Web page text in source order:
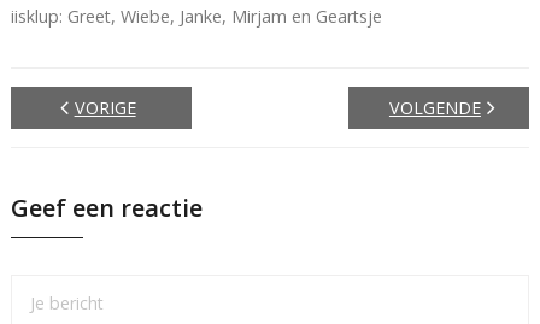
iisklup: Greet, Wiebe, Janke, Mirjam en Geartsje
VORIGE VOLGENDE
Geef een reactie